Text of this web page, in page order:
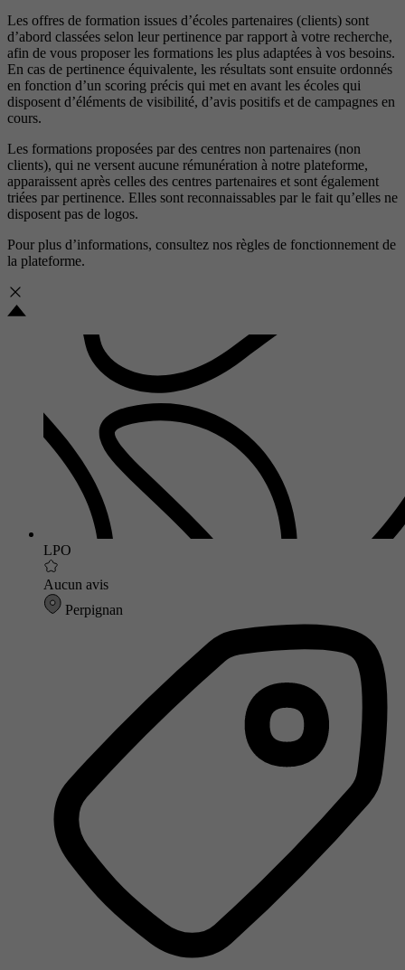
Les offres de formation issues d’écoles partenaires (clients) sont
d’abord classées selon leur pertinence par rapport à votre recherche,
afin de vous proposer les formations les plus adaptées à vos besoins.
En cas de pertinence équivalente, les résultats sont ensuite ordonnés
en fonction d’un scoring précis qui met en avant les écoles qui
disposent d’éléments de visibilité, d’avis positifs et de campagnes en
cours.
Les formations proposées par des centres non partenaires (non
clients), qui ne versent aucune rémunération à notre plateforme,
apparaissent après celles des centres partenaires et sont également
triées par pertinence. Elles sont reconnaissables par le fait qu’elles ne
disposent pas de logos.
Pour plus d’informations, consultez nos règles de fonctionnement de
la plateforme.
LPO
Aucun avis
Perpignan